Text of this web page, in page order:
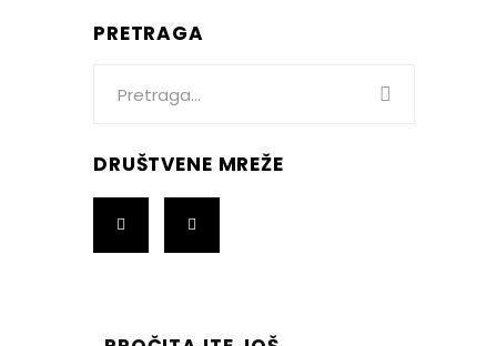
PRETRAGA
DRUŠTVENE MREŽE